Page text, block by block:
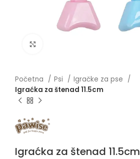
Početna Psi
Igračke za pse
Igraćka za štenad 11.5cm
Igraćka za štenad 11.5cm